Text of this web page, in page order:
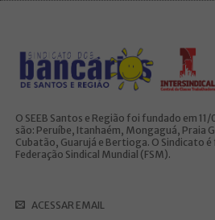
O SEEB Santos e Região foi fundado em 11/
são: Peruíbe, Itanhaém, Mongaguá, Praia
Cubatão, Guarujá e Bertioga. O Sindicato é
Federação Sindical Mundial (FSM).
ACESSAR EMAIL